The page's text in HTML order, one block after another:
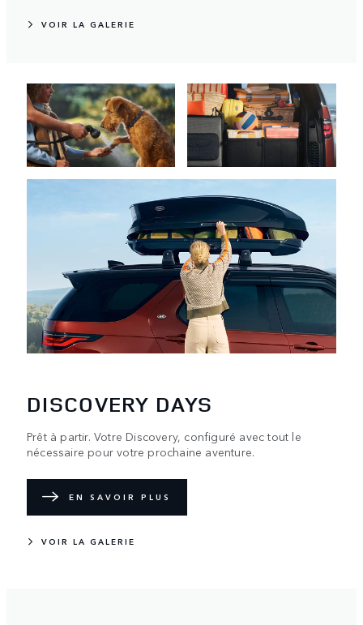
VOIR LA GALERIE
DISCOVERY DAYS
Prêt à partir. Votre Discovery, configuré avec tout le
nécessaire pour votre prochaine aventure.
EN SAVOIR PLUS
VOIR LA GALERIE